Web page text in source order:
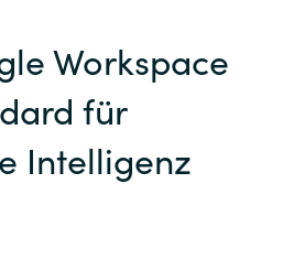
Global site
Trainings
Workspace
für
Intelligenz